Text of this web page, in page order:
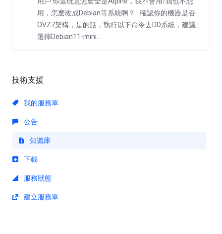
技術支援
我的服務單
公告
知識庫
下載
服務狀態
建立服務單
用，怎麽改成Debian等系統啊？ 確認你的機器是否
OVZ7架構，是的話，執行以下命令去DD系統，建議
選擇Debian11-mini...